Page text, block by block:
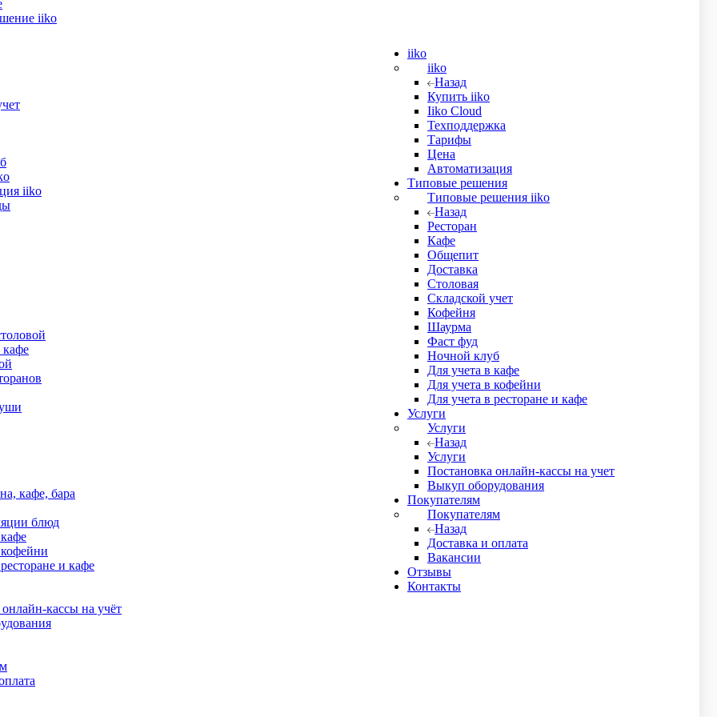
iiko
iiko
кафе
кафе, бара
блюд
и кафе
кассы на учёт
iiko
iiko
Назад
Купить iiko
Iiko Cloud
Техподдержка
Тарифы
Цена
Автоматизация
Типовые решения
Типовые решения iiko
Назад
Ресторан
Кафе
Общепит
Доставка
Столовая
Складской учет
Кофейня
Шаурма
Фаст фуд
Ночной клуб
Для учета в кафе
Для учета в кофейни
Для учета в ресторане и кафе
Услуги
Услуги
Назад
Услуги
Постановка онлайн-кассы на учет
Выкуп оборудования
Покупателям
Покупателям
Назад
Доставка и оплата
Вакансии
Отзывы
Контакты
в комментарии
mail. После поступления денег на расчетный счет производим отгрузку. Товар можно получить либо самовывозом из нашего
Выдаются оригиналы первичных бухгалтерских документов.
должен предоставить либо доверенность от покупателя, либо поставить печать. В противном случае документы
Вы либо приезжаете, оплачиваете и забираете товар, либо Вам его привозит курьер. Выдаются оригиналы первичных
и проверке в СДЭК.
данные для оформления рассрочки. Далее банк партнер рассматривает данные в течение 6 часов и присылает нам
до грузового терминала ТК СДЭК, если клиент находится в городе, где нет пункта самовывоза ТК СДЭК, до бесплатно
по данной доставке устанавливаются согласно тарифам ТК и на усмотрение отправителя.
Москвы и МО. Мы подготавливаем посылку после чего вызываем курьера.